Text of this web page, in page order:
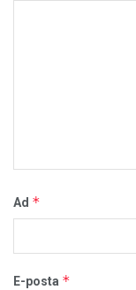
Ad *
E-posta *